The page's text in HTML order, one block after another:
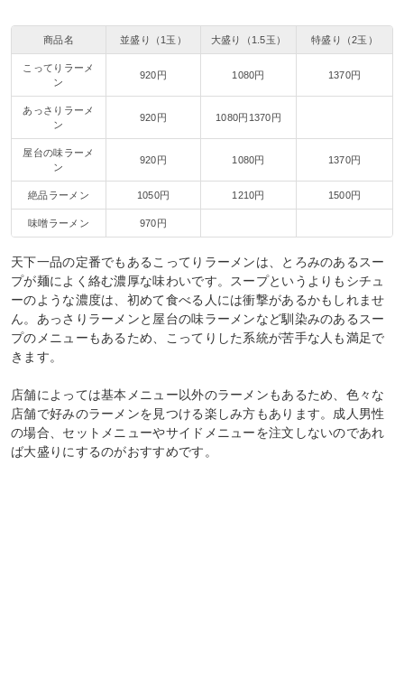
商品名 並盛り（1玉） 大盛り（1.5玉） 特盛り（2玉）
こってりラーメ
ン
920円 1080円 1370円
あっさりラーメ
ン
920円 1080円1370円
屋台の味ラーメ
ン
920円 1080円 1370円
絶品ラーメン 1050円 1210円 1500円
味噌ラーメン 970円
天下一品の定番でもあるこってりラーメンは、とろみのあるスー
プが麺によく絡む濃厚な味わいです。スープというよりもシチュ
ーのような濃度は、初めて食べる人には衝撃があるかもしれませ
ん。あっさりラーメンと屋台の味ラーメンなど馴染みのあるスー
プのメニューもあるため、こってりした系統が苦手な人も満足で
きます。
店舗によっては基本メニュー以外のラーメンもあるため、色々な
店舗で好みのラーメンを見つける楽しみ方もあります。成人男性
の場合、セットメニューやサイドメニューを注文しないのであれ
ば大盛りにするのがおすすめです。